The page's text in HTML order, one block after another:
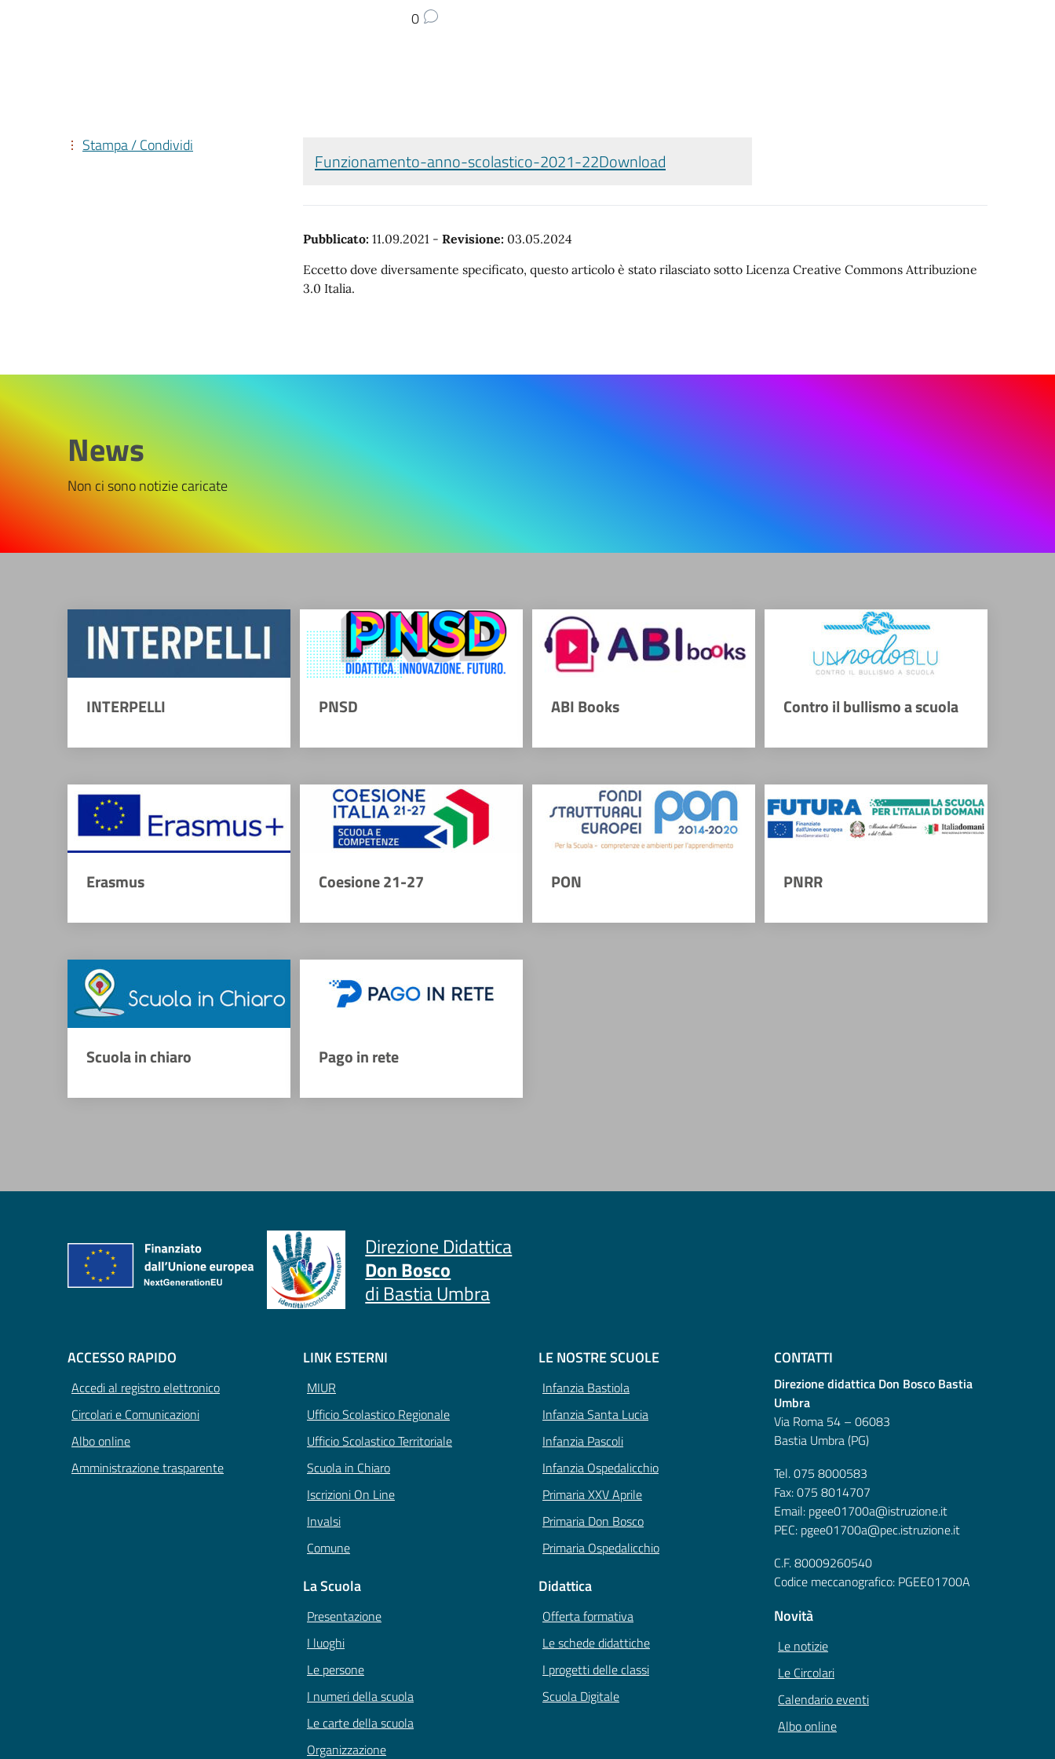
0
Funzionamento-anno-scolastico-2021-22Download
Pubblicato: 11.09.2021 - Revisione: 03.05.2024
Eccetto dove diversamente specificato, questo articolo è stato rilasciato sotto Licenza Creative Commons Attribuzione
3.0 Italia.
Stampa / Condividi
News
Non ci sono notizie caricate
INTERPELLI PNSD ABI Books Contro il bullismo a scuola
Erasmus Coesione 21-27 PON PNRR
Scuola in chiaro Pago in rete
Direzione Didattica
Don Bosco
di Bastia Umbra
ACCESSO RAPIDO
Accedi al registro elettronico
Circolari e Comunicazioni
Albo online
Amministrazione trasparente
LINK ESTERNI
MIUR
Ufficio Scolastico Regionale
Ufficio Scolastico Territoriale
Scuola in Chiaro
Iscrizioni On Line
Invalsi
Comune
La Scuola
Presentazione
I luoghi
Le persone
I numeri della scuola
Le carte della scuola
Organizzazione
LE NOSTRE SCUOLE
Infanzia Bastiola
Infanzia Santa Lucia
Infanzia Pascoli
Infanzia Ospedalicchio
Primaria XXV Aprile
Primaria Don Bosco
Primaria Ospedalicchio
Didattica
Offerta formativa
Le schede didattiche
I progetti delle classi
Scuola Digitale
CONTATTI
Direzione didattica Don Bosco Bastia
Umbra
Via Roma 54 – 06083
Bastia Umbra (PG)
Tel. 075 8000583
Fax: 075 8014707
Email: pgee01700a@istruzione.it
PEC: pgee01700a@pec.istruzione.it
C.F. 80009260540
Codice meccanografico: PGEE01700A
Novità
Le notizie
Le Circolari
Calendario eventi
Albo online